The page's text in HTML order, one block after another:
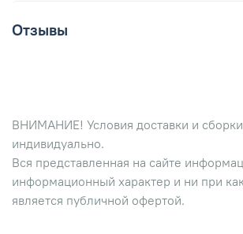
Отзывы
ВНИМАНИЕ! Условия доставки и
индивидуально.
Вся представленная на сайте
информационный характер и ни при
является публичной офертой.